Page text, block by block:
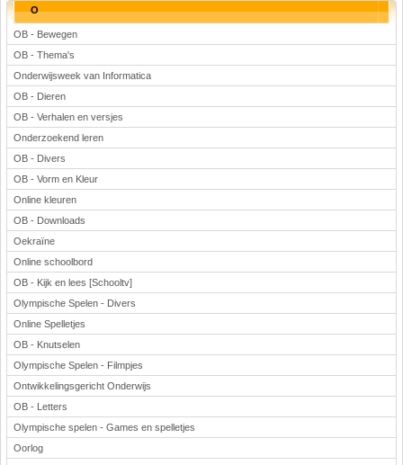
O
OB - Bewegen
OB - Thema's
Onderwijsweek van Informatica
OB - Dieren
OB - Verhalen en versjes
Onderzoekend leren
OB - Divers
OB - Vorm en Kleur
Online kleuren
OB - Downloads
Oekraïne
Online schoolbord
OB - Kijk en lees [Schooltv]
Olympische Spelen - Divers
Online Spelletjes
OB - Knutselen
Olympische Spelen - Filmpjes
Ontwikkelingsgericht Onderwijs
OB - Letters
Olympische spelen - Games en spelletjes
Oorlog